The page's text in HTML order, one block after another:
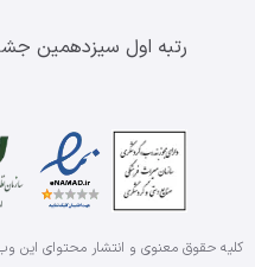
رتبه اول سیزدهمین
کلیه حقوق معنوی و انتشار محتوای این